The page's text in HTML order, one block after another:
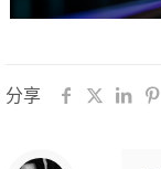
分享